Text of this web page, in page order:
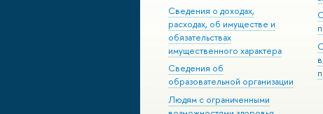
Сведения о доходах,
расходах, об имуществе и
обязательствах
имущественного характера
Сведения об
образовательной организации
Людям с ограниченными